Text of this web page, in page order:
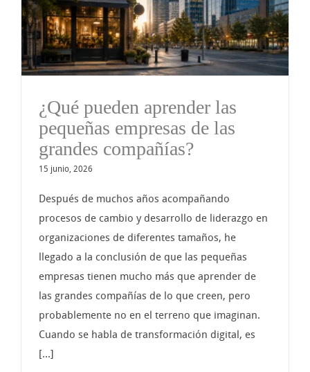
¿Qué pueden aprender las
pequeñas empresas de las
grandes compañías?
15 junio, 2026
Después de muchos años acompañando
procesos de cambio y desarrollo de liderazgo en
organizaciones de diferentes tamaños, he
llegado a la conclusión de que las pequeñas
empresas tienen mucho más que aprender de
las grandes compañías de lo que creen, pero
probablemente no en el terreno que imaginan.
Cuando se habla de transformación digital, es
[...]